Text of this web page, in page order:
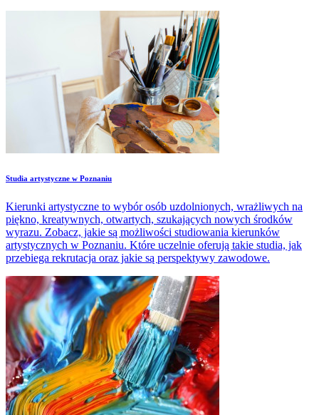
Studia artystyczne w Poznaniu
Kierunki artystyczne to wybór osób uzdolnionych, wrażliwych na
piękno, kreatywnych, otwartych, szukających nowych środków
wyrazu. Zobacz, jakie są możliwości studiowania kierunków
artystycznych w Poznaniu. Które uczelnie oferują takie studia, jak
przebiega rekrutacja oraz jakie są perspektywy zawodowe.